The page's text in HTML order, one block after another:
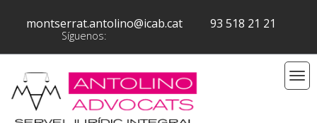
montserrat.antolino@icab.cat 93 518 21 21
Síguenos: